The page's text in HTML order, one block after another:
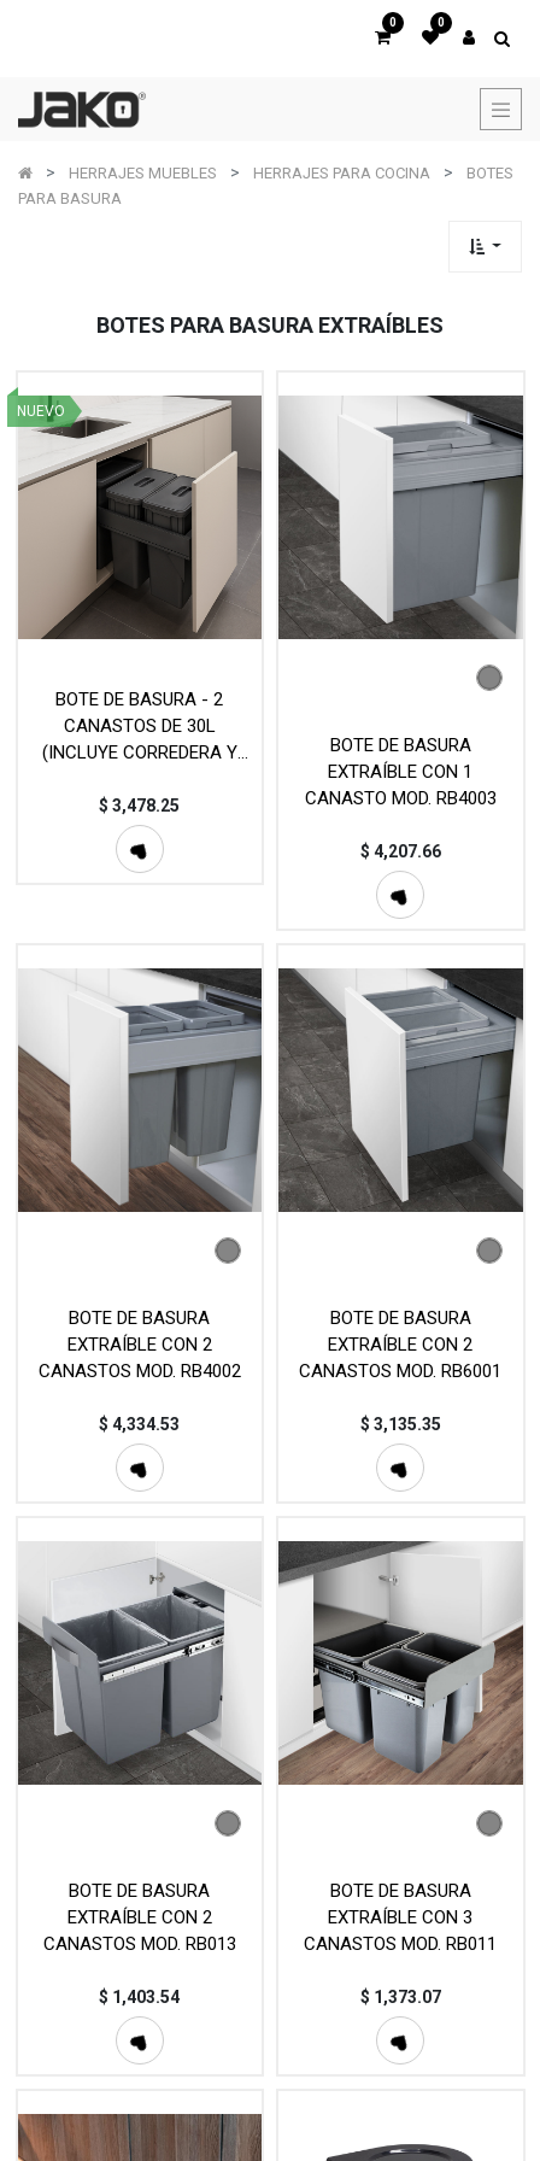
0 0
HERRAJES MUEBLES HERRAJES PARA COCINA
BOTES
PARA BASURA
BOTES PARA BASURA EXTRAÍBLES
NUEVO
BOTE DE BASURA - 2
CANASTOS DE 30L
(INCLUYE CORREDERA Y
$3,478.25
BOTE DE BASURA
EXTRAÍBLE CON 1
CANASTO MOD. RB4003
$ 4,207.66
BOTE DE BASURA
EXTRAÍBLE CON 2
CANASTOS MOD. RB4002
$4,334.53
BOTE DE BASURA
EXTRAÍBLE CON 2
CANASTOS MOD. RB6001
$ 3,135.35
BOTE DE BASURA
EXTRAÍBLE CON 2
CANASTOS MOD. RB013
$ 1,403.54
BOTE DE BASURA
EXTRAÍBLE CON 3
CANASTOS MOD. RB011
$ 1,373.07